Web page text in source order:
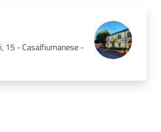
15 - Casalfiumanese -